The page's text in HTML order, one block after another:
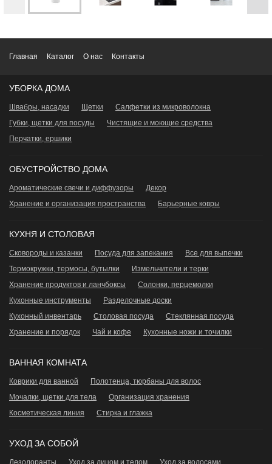
Главная Каталог О нас Контакты
УБОРКА ДОМА
Швабры, насадки Щетки
Салфетки из микроволокна
Губки, щетки для посуды
Чистящие и моющие средства
Перчатки, ершики
ОБУСТРОЙСТВО ДОМА
Ароматические свечи и диффузоры
Декор
Хранение и организация пространства
Барьерные ковры
КУХНЯ И СТОЛОВАЯ
Сковороды и казанки Посуда для запекания
Все для выпечки
Термокружки, термосы, бутылки
Измельчители и терки
Хранение продуктов и ланчбоксы
Сoлонки, перцемолки
Кухонные инструменты
Разделочные доски
Кухонный инвентарь
Столовая посуда
Стеклянная посуда
Хранение и порядок
Чай и кофе Кухонные ножи и точилки
ВАННАЯ КОМНАТА
Коврики для ванной
Полотенца, тюрбаны для волос
Мочалки, щетки для тела
Организация хранения
Косметическая линия
Стирка и глажка
УХОД ЗА СОБОЙ